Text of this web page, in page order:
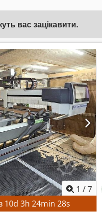
вас зацікавити.
1 /7
10d3h24min26s